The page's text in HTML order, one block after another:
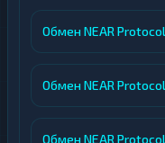
Обмен NEAR
Обмен NEAR
Обмен NEAR